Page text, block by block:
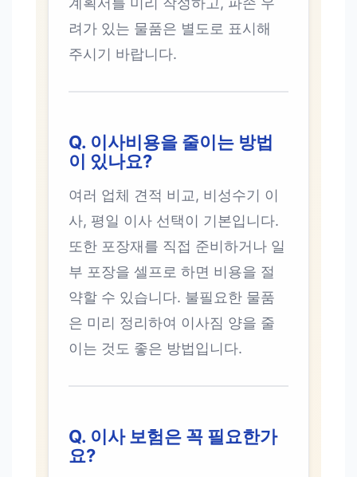
려가 있는 물품은 별도로 표시해
주시기 바랍니다.
Q. 이사비용을 줄이는 방법
이 있나요?
여러 업체 견적 비교, 비성수기 이
사, 평일 이사 선택이 기본입니다.
또한 포장재를 직접 준비하거나 일
부 포장을 셀프로 하면 비용을 절
약할 수 있습니다. 불필요한 물품
은 미리 정리하여 이사짐 양을 줄
이는 것도 좋은 방법입니다.
Q. 이사 보험은 꼭 필요한가
요?